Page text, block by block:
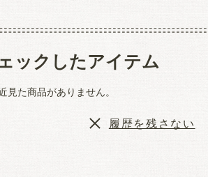
ックしたアイテム
見た商品がありません。
履歴を残さない